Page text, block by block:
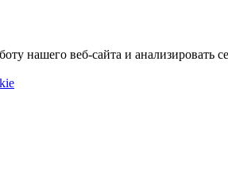
нашего веб-сайта и анализировать